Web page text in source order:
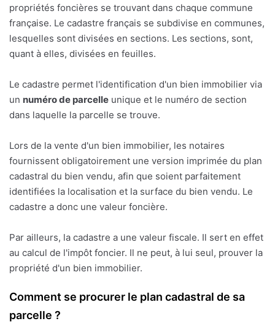
propriétés foncières se trouvant dans chaque commune
française. Le cadastre français se subdivise en communes,
lesquelles sont divisées en sections. Les sections, sont,
quant à elles, divisées en feuilles.
Le cadastre permet l'identification d'un bien immobilier via
un numéro de parcelle unique et le numéro de section
dans laquelle la parcelle se trouve.
Lors de la vente d'un bien immobilier, les notaires
fournissent obligatoirement une version imprimée du plan
cadastral du bien vendu, afin que soient parfaitement
identifiées la localisation et la surface du bien vendu. Le
cadastre a donc une valeur foncière.
Par ailleurs, la cadastre a une valeur fiscale. Il sert en effet
au calcul de l'impôt foncier. Il ne peut, à lui seul, prouver la
propriété d'un bien immobilier.
Comment se procurer le plan cadastral de sa
parcelle ?